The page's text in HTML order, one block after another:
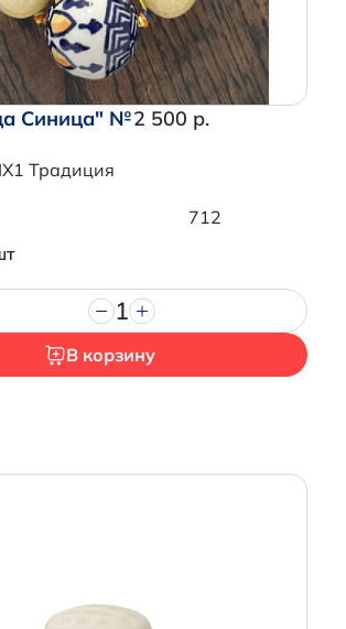
Синица" №
Традиция
2 500 р.
712
1
В корзину